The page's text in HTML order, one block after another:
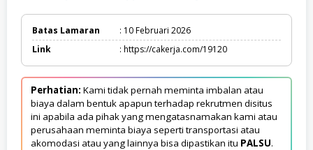
Batas Lamaran
: 10 Februari 2026
Link
: https://cakerja.com/19120
Perhatian: Kami tidak pernah meminta imbalan atau
biaya dalam bentuk apapun terhadap rekrutmen disitus
ini apabila ada pihak yang mengatasnamakan kami atau
perusahaan meminta biaya seperti transportasi atau
akomodasi atau yang lainnya bisa dipastikan itu PALSU.